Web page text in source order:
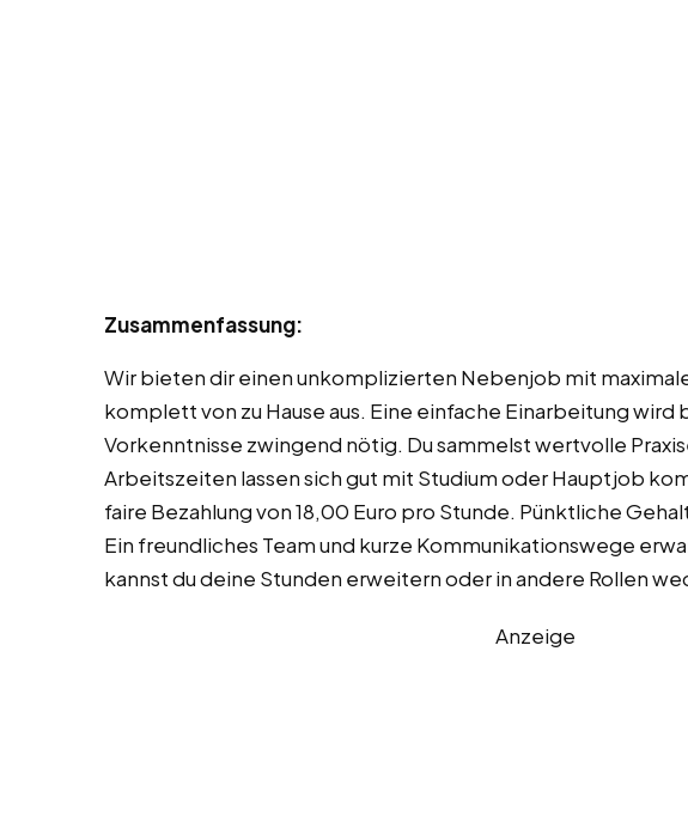
Zusammenfassung:
Wir bieten dir einen unkomplizierten Nebenjob mit
komplett von zu Hause aus. Eine einfache Einarbeitung
Vorkenntnisse zwingend nötig. Du sammelst wertvolle
Arbeitszeiten lassen sich gut mit Studium oder Hauptjob
faire Bezahlung von 18,00 Euro pro Stunde. Pünktliche
Ein freundliches Team und kurze Kommunikationswege
kannst du deine Stunden erweitern oder in andere Rollen
Anzeige